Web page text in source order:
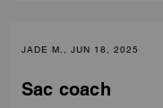
JADE M., JUN 18, 2025
Sac coach